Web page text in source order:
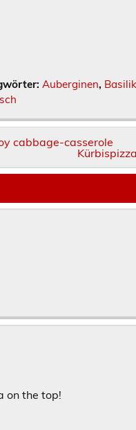
Auberginen,
cabbage-casserole
on the top!